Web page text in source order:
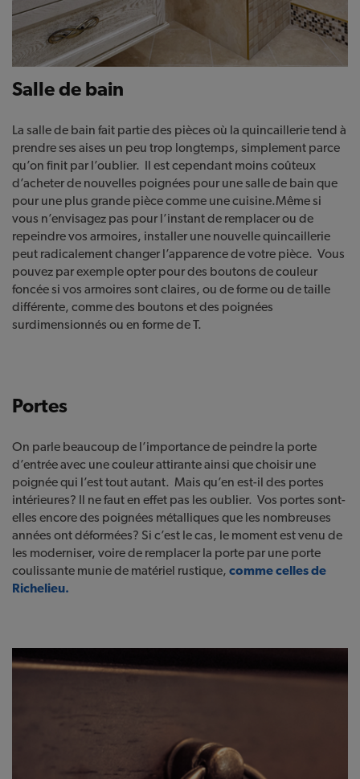
Salle de bain
La salle de bain fait partie des pièces où la quincaillerie tend à
prendre ses aises un peu trop longtemps, simplement parce
qu’on finit par l’oublier. Il est cependant moins coûteux
d’acheter de nouvelles poignées pour une salle de bain que
pour une plus grande pièce comme une cuisine.Même si
vous n’envisagez pas pour l’instant de remplacer ou de
repeindre vos armoires, installer une nouvelle quincaillerie
peut radicalement changer l’apparence de votre pièce. Vous
pouvez par exemple opter pour des boutons de couleur
foncée si vos armoires sont claires, ou de forme ou de taille
différente, comme des boutons et des poignées
surdimensionnés ou en forme de T.
Portes
On parle beaucoup de l’importance de peindre la porte
d’entrée avec une couleur attirante ainsi que choisir une
poignée qui l’est tout autant. Mais qu’en est-il des portes
intérieures? Il ne faut en effet pas les oublier. Vos portes sont-
elles encore des poignées métalliques que les nombreuses
années ont déformées? Si c’est le cas, le moment est venu de
les moderniser, voire de remplacer la porte par une porte
coulissante munie de matériel rustique, comme celles de
Richelieu.